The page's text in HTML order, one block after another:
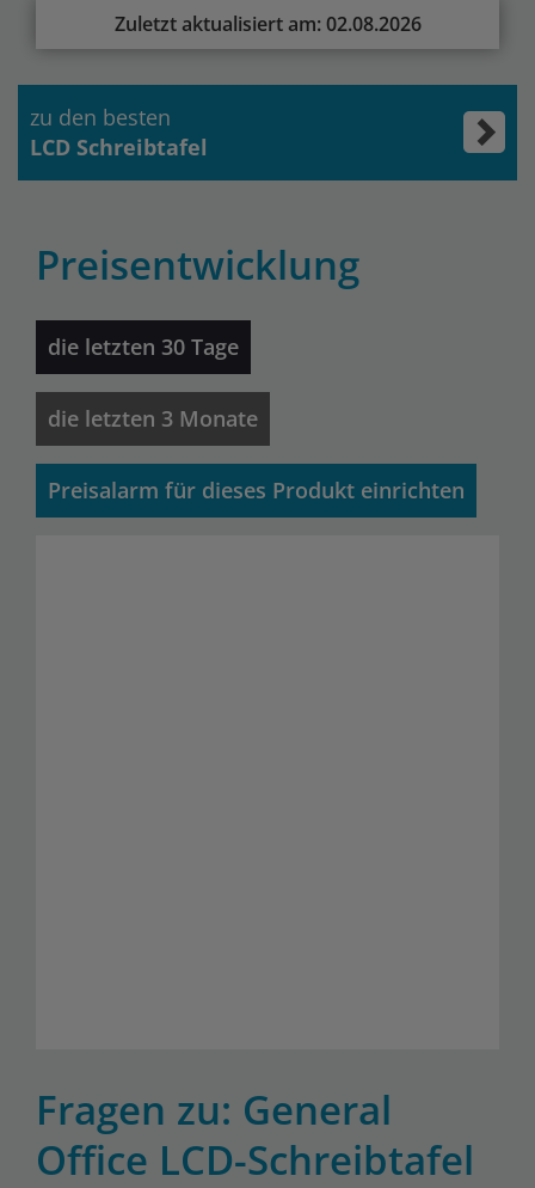
Zuletzt aktualisiert am: 02.08.2026
zu den besten
LCD Schreibtafel
Preisentwicklung
die letzten 30 Tage
die letzten 3 Monate
Preisalarm für dieses Produkt einrichten
Fragen zu: General
Office LCD-Schreibtafel